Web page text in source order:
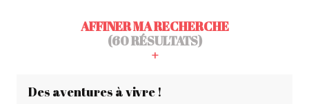
AFFINER MA RECHERCHE
(60 RÉSULTATS)
Des aventures à vivre !